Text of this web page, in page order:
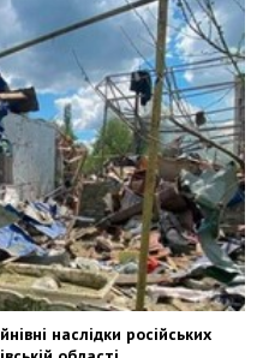
наслідки російських